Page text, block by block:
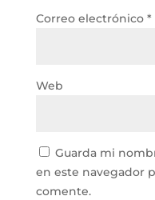
Correo electrónico *
Web
Guarda mi
en este navegador
comente.